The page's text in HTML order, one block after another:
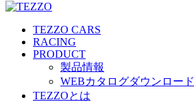
TEZZO CARS
RACING
PRODUCT
製品情報
WEBカタログダウンロード
TEZZOとは